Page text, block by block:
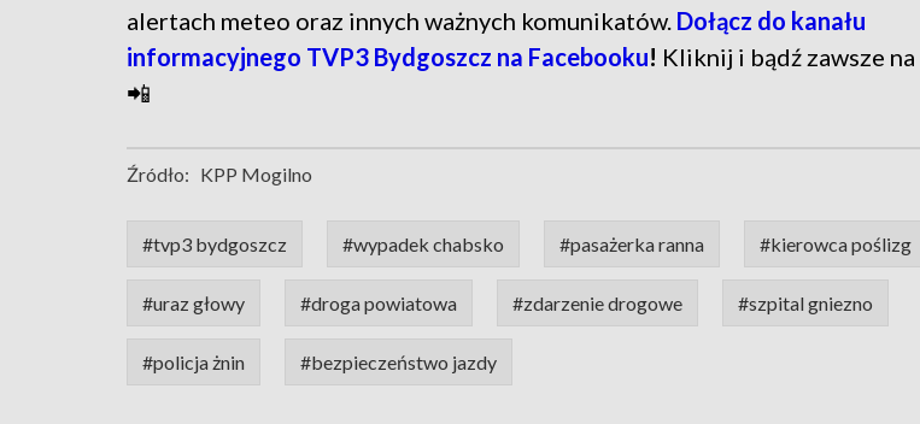
alertach meteo oraz innych ważnych komunikatów. Dołącz do kanału
informacyjnego TVP3 Bydgoszcz na Facebooku! Kliknij i bądź zawsze
📲
Źródło: KPP Mogilno
#tvp3 bydgoszcz #wypadek chabsko #pasażerka ranna #kierowca poślizg
#uraz głowy #droga powiatowa #zdarzenie drogowe #szpital gniezno
#policja żnin #bezpieczeństwo jazdy